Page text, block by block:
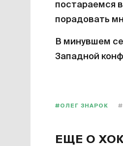
постараемся
порадовать
В минувшем
Западной
#ОЛЕГ ЗНАРОК
ЕЩЕ О